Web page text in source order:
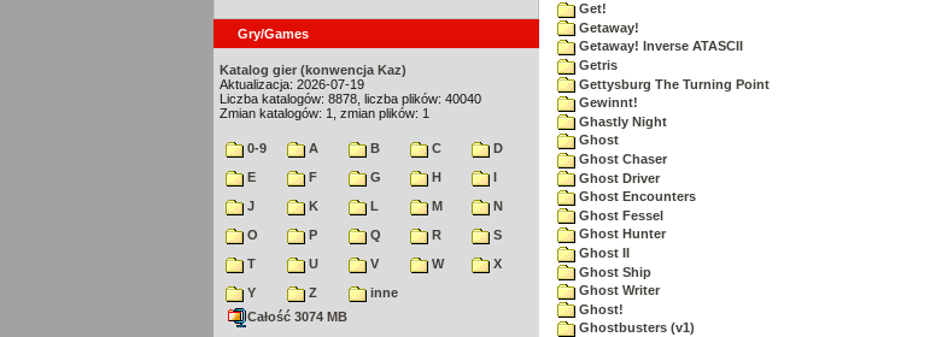
Gry/Games
Katalog gier (konwencja Kaz)
Aktualizacja: 2026-07-19
Liczba katalogów: 8878, liczba plików: 40040
Zmian katalogów: 1, zmian plików: 1
0-9 A B C
D
E
F G H
I
J
K L M
N
O
P Q R
S
T
U V W
X
Y
Z
inne
Całość 3074 MB
Get!
Getaway!
Getaway! Inverse ATASCII
Getris
Gettysburg The Turning Point
Gewinnt!
Ghastly Night
Ghost
Ghost Chaser
Ghost Driver
Ghost Encounters
Ghost Fessel
Ghost Hunter
Ghost II
Ghost Ship
Ghost Writer
Ghost!
Ghostbusters (v1)